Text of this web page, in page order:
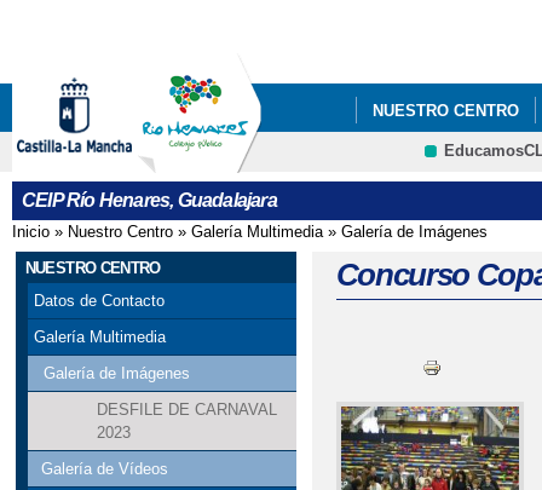
NUESTRO CENTRO
CEIP Río Henares, Guadalajara
Se encuentra usted aquí
Inicio » Nuestro Centro » Galería Multimedia» Galería de Imágenes
NUESTRO CENTRO
Datos de Contacto
Galería Multimedia
Galería de Imágenes
DESFILE DE CARNAVAL
2023
Galería de Vídeos
Concurso